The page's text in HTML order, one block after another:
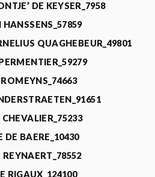
DE KEYSER_7958
QUAGHEBEUR_49801
DE BAERE_10430
RIGAUX_124100